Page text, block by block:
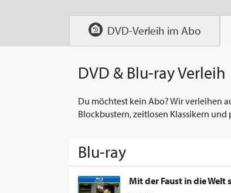
DVD-Verleih im Abo
DVD & Blu-ray Verleih
Du möchtest kein Abo? Wir verleihen
Blockbustern, zeitlosen Klassikern und
Blu-ray
Mit der Faust in die Welt